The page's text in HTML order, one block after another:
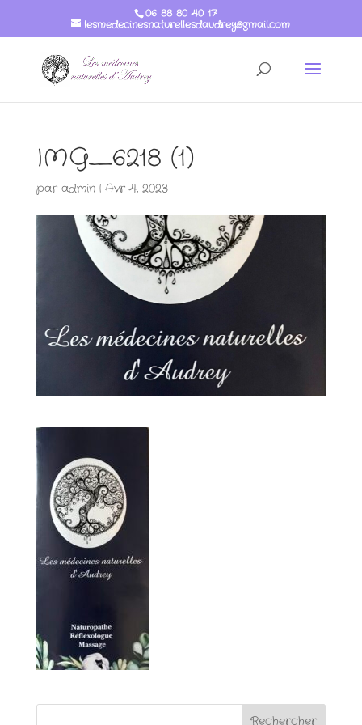
06 88 80 40 17
lesmedecinesnaturellesdaudrey@gmail.com
IMG_6218 (1)
par admin| Avr 4, 2023